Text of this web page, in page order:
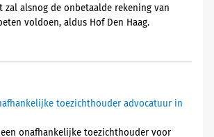
zal alsnog de onbetaalde rekening van
voldoen, aldus Hof Den Haag.
toezichthouder advocatuur in
onafhankelijke toezichthouder voor